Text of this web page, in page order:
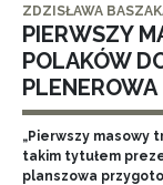
ZDZISŁAWA
PIERWSZY
POLAKÓW
PLENEROWA
„Pierwszy masowy
takim tytułem
planszowa